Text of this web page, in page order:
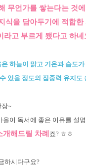
무언가를 쌓는다는 것에
식을 담아두기에 적합한
라고 부르게 됐다고 하네
하늘이 맑고 기온과 습도가
있을 정도의 집중력 유지도
장~
을이 독서에 좋은 이유를 설
해드릴 차례 죠? ㅎㅎ
하시다구요?